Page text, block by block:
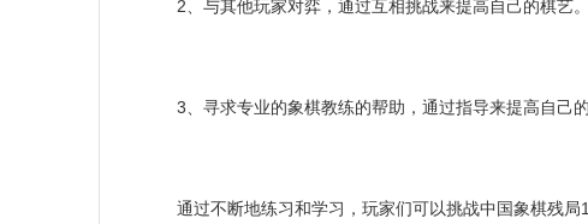
2、与其他玩家对弈，通过互相挑战来提高自己的棋艺。
3、寻求专业的象棋教练的帮助，通过指导来提高自己的
通过不断地练习和学习，玩家们可以挑战中国象棋残局